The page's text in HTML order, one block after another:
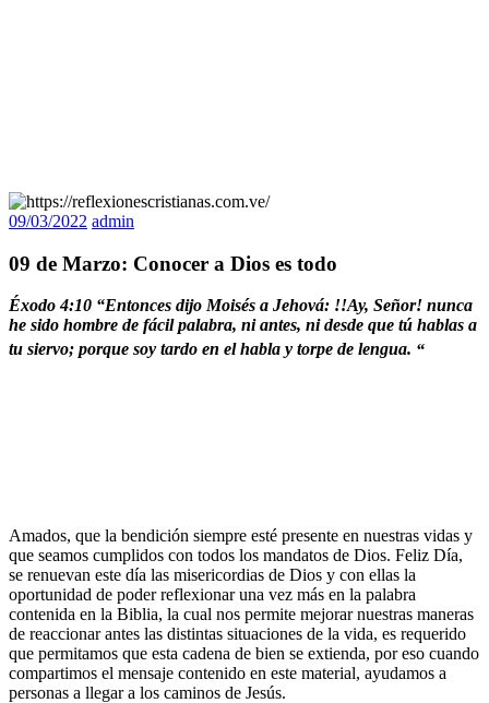
09/03/2022 admin
09 de Marzo: Conocer a Dios es todo
Éxodo 4:10 “Entonces dijo Moisés a Jehová: !!Ay, Señor! nunca
he sido hombre de fácil palabra, ni antes, ni desde que tú hablas a
tu siervo; porque soy tardo en el habla y torpe de lengua. “
Amados, que la bendición siempre esté presente en nuestras vidas y
que seamos cumplidos con todos los mandatos de Dios. Feliz Día,
se renuevan este día las misericordias de Dios y con ellas la
oportunidad de poder reflexionar una vez más en la palabra
contenida en la Biblia, la cual nos permite mejorar nuestras maneras
de reaccionar antes las distintas situaciones de la vida, es requerido
que permitamos que esta cadena de bien se extienda, por eso cuando
compartimos el mensaje contenido en este material, ayudamos a
personas a llegar a los caminos de Jesús.